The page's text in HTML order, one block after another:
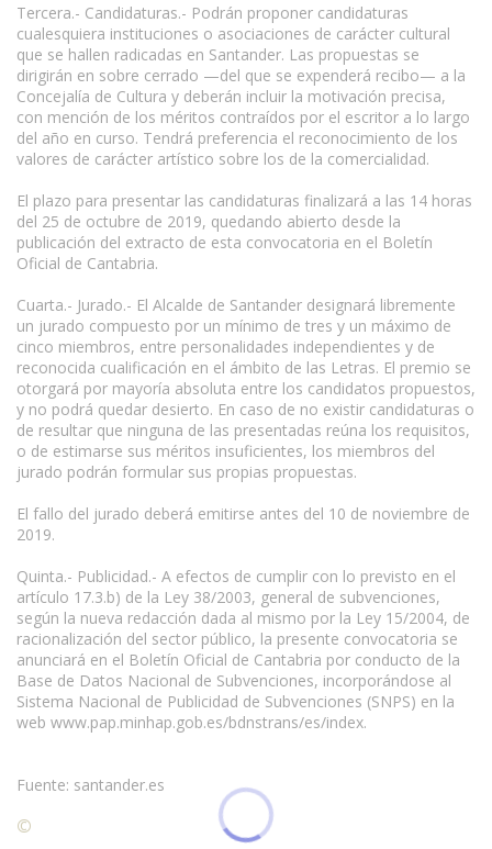
Tercera.- Candidaturas.- Podrán proponer candidaturas
cualesquiera instituciones o asociaciones de carácter cultural
que se hallen radicadas en Santander. Las propuestas se
dirigirán en sobre cerrado —del que se expenderá recibo— a la
Concejalía de Cultura y deberán incluir la motivación precisa,
con mención de los méritos contraídos por el escritor a lo largo
del año en curso. Tendrá preferencia el reconocimiento de los
valores de carácter artístico sobre los de la comercialidad.
El plazo para presentar las candidaturas finalizará a las 14 horas
del 25 de octubre de 2019, quedando abierto desde la
publicación del extracto de esta convocatoria en el Boletín
Oficial de Cantabria.
Cuarta.- Jurado.- El Alcalde de Santander designará libremente
un jurado compuesto por un mínimo de tres y un máximo de
cinco miembros, entre personalidades independientes y de
reconocida cualificación en el ámbito de las Letras. El premio se
otorgará por mayoría absoluta entre los candidatos propuestos,
y no podrá quedar desierto. En caso de no existir candidaturas o
de resultar que ninguna de las presentadas reúna los requisitos,
o de estimarse sus méritos insuficientes, los miembros del
jurado podrán formular sus propias propuestas.
El fallo del jurado deberá emitirse antes del 10 de noviembre de
2019.
Quinta.- Publicidad.- A efectos de cumplir con lo previsto en el
artículo 17.3.b) de la Ley 38/2003, general de subvenciones,
según la nueva redacción dada al mismo por la Ley 15/2004, de
racionalización del sector público, la presente convocatoria se
anunciará en el Boletín Oficial de Cantabria por conducto de la
Base de Datos Nacional de Subvenciones, incorporándose al
Sistema Nacional de Publicidad de Subvenciones (SNPS) en la
web www.pap.minhap.gob.es/bdnstrans/es/index.
Fuente: santander.es
© Condiciones para la reproducción de contenidos de esta